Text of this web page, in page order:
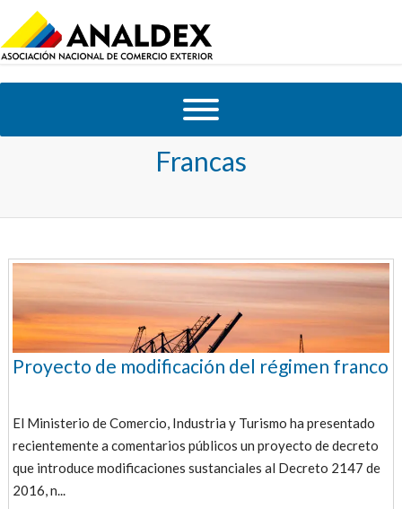
Tag Archives:I+D+i Zonas
Francas
Proyecto de modificación del régimen franco
El Ministerio de Comercio, Industria y Turismo ha presentado
recientemente a comentarios públicos un proyecto de decreto
que introduce modificaciones sustanciales al Decreto 2147 de
2016, n...